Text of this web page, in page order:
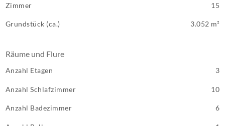
Zimmer 15
Grundstück (ca.) 3.052 m²
Räume und Flure
Anzahl Etagen 3
Anzahl Schlafzimmer 10
Anzahl Badezimmer 6